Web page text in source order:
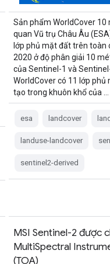
Sản phẩm WorldCover 10
quan Vũ trụ Châu Âu
lớp phủ mặt đất trên toàn
2020 ở độ phân giải 10
của Sentinel-1 và
WorldCover có 11 lớp
tạo trong khuôn khổ của …
esa landcover
landuse-landcover
sentinel2-derived
MSI Sentinel-2 được
MultiSpectral
(TOA)